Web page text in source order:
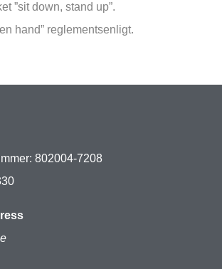
”sit down, stand up”.
hand” reglementsenligt.
802004-7208